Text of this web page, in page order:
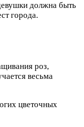
должна быть
города.
роз,
весьма
цветочных